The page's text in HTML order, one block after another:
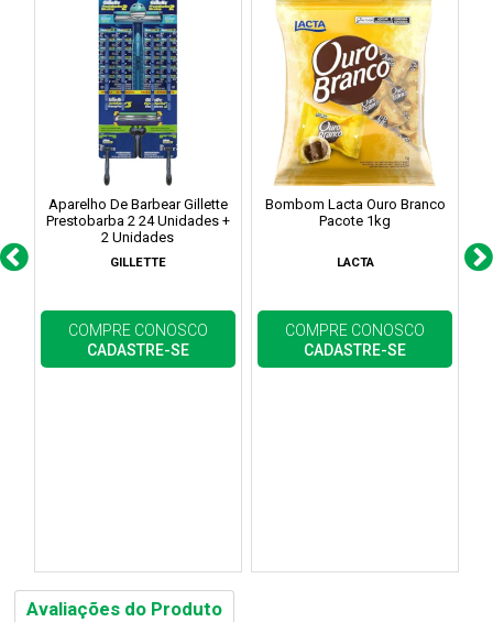
Aparelho De Barbear Gillette
Prestobarba 2 24 Unidades +
2 Unidades
GILLETTE
COMPRE CONOSCO
CADASTRE-SE
Bombom Lacta Ouro Branco
Pacote 1kg
LACTA
COMPRE CONOSCO
CADASTRE-SE
Avaliações do Produto